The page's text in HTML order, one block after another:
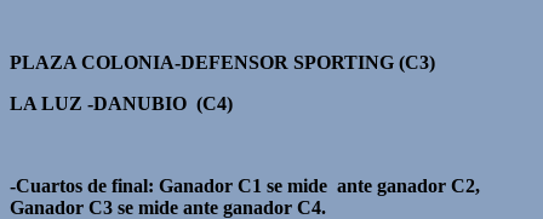
PLAZA COLONIA-DEFENSOR SPORTING (C3)
LA LUZ -DANUBIO (C4)
-Cuartos de final: Ganador C1 se mide ante ganador C2,
Ganador C3 se mide ante ganador C4.